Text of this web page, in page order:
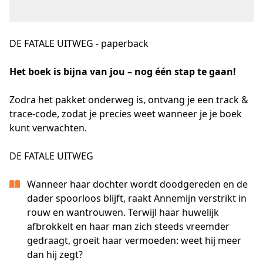
DE FATALE UITWEG - paperback
Het boek is bijna van jou – nog één stap te gaan!
Zodra het pakket onderweg is, ontvang je een track &
trace-code, zodat je precies weet wanneer je je boek
kunt verwachten.
DE FATALE UITWEG
Wanneer haar dochter wordt doodgereden en de
dader spoorloos blijft, raakt Annemijn verstrikt in
rouw en wantrouwen. Terwijl haar huwelijk
afbrokkelt en haar man zich steeds vreemder
gedraagt, groeit haar vermoeden: weet hij meer
dan hij zegt?